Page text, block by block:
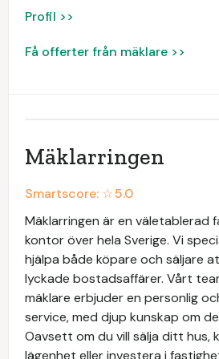
Profil >>
Få offerter från mäklare >>
Mäklarringen
Smartscore: ☆5.0
Mäklarringen är en väletablerad
kontor över hela Sverige. Vi
hjälpa både köpare och säljare
lyckade bostadsaffärer. Vårt
mäklare erbjuder en personlig
service, med djup kunskap om
Oavsett om du vill sälja ditt hus,
lägenhet eller investera i